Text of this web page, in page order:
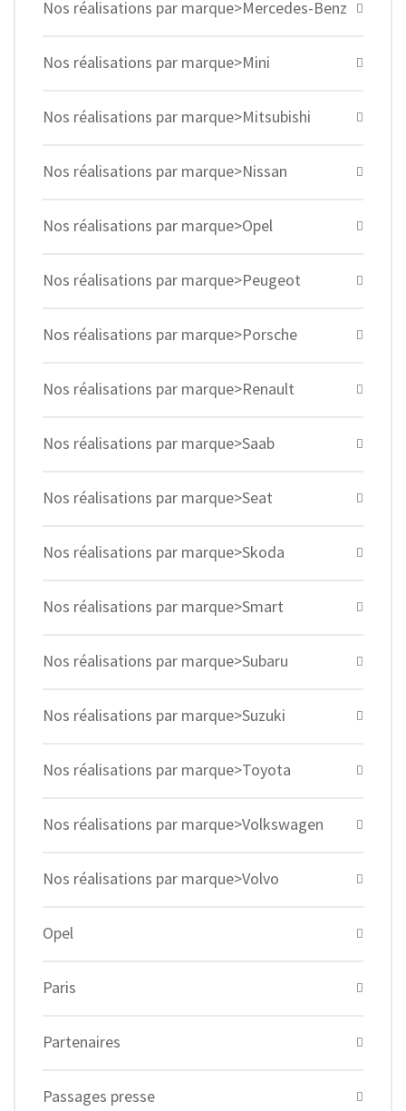
Nos réalisations par marque>Mercedes-Benz
Nos réalisations par marque>Mini
Nos réalisations par marque>Mitsubishi
Nos réalisations par marque>Nissan
Nos réalisations par marque>Opel
Nos réalisations par marque>Peugeot
Nos réalisations par marque>Porsche
Nos réalisations par marque>Renault
Nos réalisations par marque>Saab
Nos réalisations par marque>Seat
Nos réalisations par marque>Skoda
Nos réalisations par marque>Smart
Nos réalisations par marque>Subaru
Nos réalisations par marque>Suzuki
Nos réalisations par marque>Toyota
Nos réalisations par marque>Volkswagen
Nos réalisations par marque>Volvo
Opel
Paris
Partenaires
Passages presse